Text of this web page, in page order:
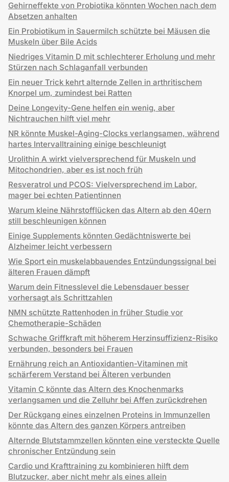
Gehirneffekte von Probiotika könnten Wochen nach dem
Absetzen anhalten
Ein Probiotikum in Sauermilch schützte bei Mäusen die
Muskeln über Bile Acids
Niedriges Vitamin D mit schlechterer Erholung und mehr
Stürzen nach Schlaganfall verbunden
Ein neuer Trick kehrt alternde Zellen in arthritischem
Knorpel um, zumindest bei Ratten
Deine Longevity-Gene helfen ein wenig, aber
Nichtrauchen hilft viel mehr
NR könnte Muskel-Aging-Clocks verlangsamen, während
hartes Intervalltraining einige beschleunigt
Urolithin A wirkt vielversprechend für Muskeln und
Mitochondrien, aber es ist noch früh
Resveratrol und PCOS: Vielversprechend im Labor,
mager bei echten Patientinnen
Warum kleine Nährstofflücken das Altern ab den 40ern
still beschleunigen können
Einige Supplements könnten Gedächtniswerte bei
Alzheimer leicht verbessern
Wie Sport ein muskelabbauendes Entzündungssignal bei
älteren Frauen dämpft
Warum dein Fitnesslevel die Lebensdauer besser
vorhersagt als Schrittzahlen
NMN schützte Rattenhoden in früher Studie vor
Chemotherapie-Schäden
Schwache Griffkraft mit höherem Herzinsuffizienz-Risiko
verbunden, besonders bei Frauen
Ernährung reich an Antioxidantien-Vitaminen mit
schärferem Verstand bei Älteren verbunden
Vitamin C könnte das Altern des Knochenmarks
verlangsamen und die Zelluhr bei Affen zurückdrehen
Der Rückgang eines einzelnen Proteins in Immunzellen
könnte das Altern des ganzen Körpers antreiben
Alternde Blutstammzellen könnten eine versteckte Quelle
chronischer Entzündung sein
Cardio und Krafttraining zu kombinieren hilft dem
Blutzucker, aber nicht mehr als eines allein